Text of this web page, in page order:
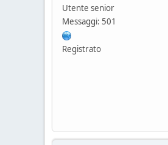
Utente senior
Messaggi: 501
Registrato